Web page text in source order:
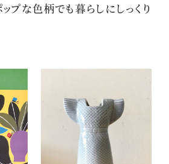
プな色柄でも暮らしにしっくり